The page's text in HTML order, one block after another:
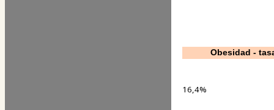
Obesidad -
16,4%